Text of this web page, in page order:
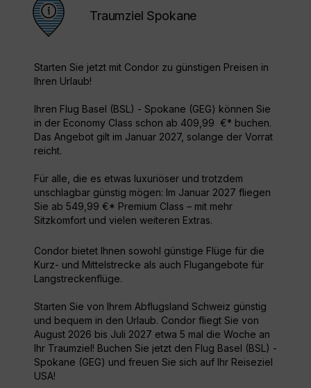
Traumziel Spokane
Starten Sie jetzt mit Condor zu günstigen Preisen in
Ihren Urlaub!
Ihren Flug Basel (BSL) - Spokane (GEG) können Sie
in der Economy Class schon ab 409,99 €* buchen.
Das Angebot gilt im Januar 2027, solange der Vorrat
reicht.
Für alle, die es etwas luxuriöser und trotzdem
unschlagbar günstig mögen: Im Januar 2027 fliegen
Sie ab 549,99 €* Premium Class – mit mehr
Sitzkomfort und vielen weiteren Extras.
Condor bietet Ihnen sowohl günstige Flüge für die
Kurz- und Mittelstrecke als auch Flugangebote für
Langstreckenflüge.
Starten Sie von Ihrem Abflugsland Schweiz günstig
und bequem in den Urlaub. Condor fliegt Sie von
August 2026 bis Juli 2027 etwa 5 mal die Woche an
Ihr Traumziel! Buchen Sie jetzt den Flug Basel (BSL) -
Spokane (GEG) und freuen Sie sich auf Ihr Reiseziel
USA!